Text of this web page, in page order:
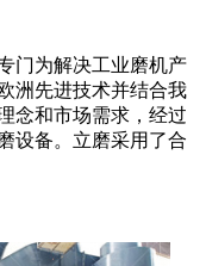
门为解决工业磨机产
洲先进技术并结合我
念和市场需求，经过
设备。立磨采用了合